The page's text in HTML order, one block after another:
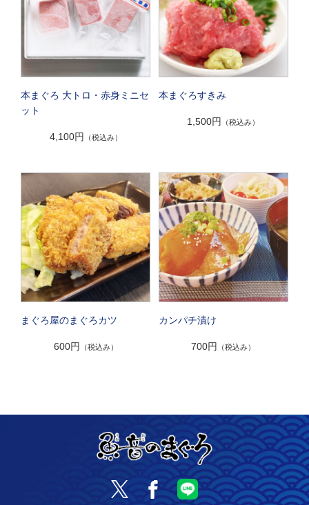
本まぐろ 大トロ・赤身ミニセ
ット
4,100円 （税込み）
本まぐろすきみ
1,500円 （税込み）
まぐろ屋のまぐろカツ
600円 （税込み）
カンパチ漬け
700円 （税込み）